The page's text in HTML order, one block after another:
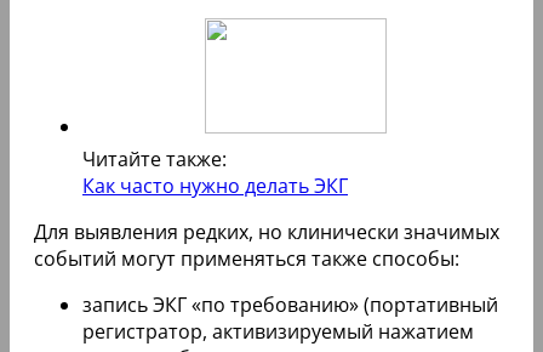
Читайте также:
Как часто нужно делать ЭКГ
Для выявления редких, но клинически значимых
событий могут применяться также способы:
запись ЭКГ «по требованию» (портативный
регистратор, активизируемый нажатием